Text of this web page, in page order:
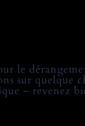
le
sur quelque
– revenez